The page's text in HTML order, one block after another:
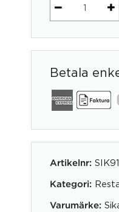
Simone
Betala
Artikelnr:
Kategori:
Varumärke: